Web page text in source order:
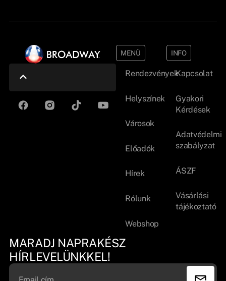
MENÜ
Rendezvények
Helyszínek
Városok
Előadók
Hírek
Rólunk
Webshop
INFO
Kapcsolat
Gyakori
Kérdések
Adatvédelmi
szabályzat
ÁSZF
Vásárlási
tájékoztató
MARADJ NAPRAKÉSZ
HÍRLEVELÜNKKEL!